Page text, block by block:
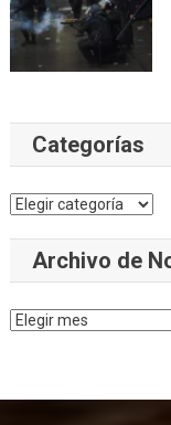
Categorías
Categorías
Archivo de
Archivo